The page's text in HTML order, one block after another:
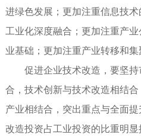
进绿色发展；更加注重信息技
工业化深度融合；更加注重产
业基础；更加注重产业转移和集
促进企业技术改造，要坚持
合，技术创新与技术改造相结
产业相结合，突出重点与全面
改造投资占工业投资的比重明